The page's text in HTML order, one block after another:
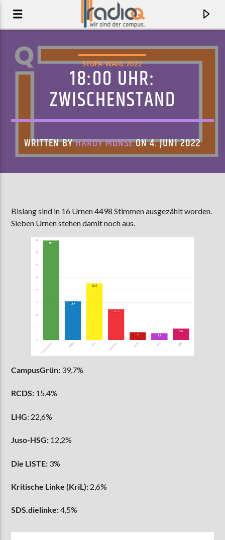
JOA
THE GHOST OF US
AKTUELLE SENDUNG
Steinfurt103,9 MHz
STUPA-WAHL 2022
18:00 UHR:
ZWISCHENSTAND
WRITTEN BYHARDY MONSEON 4. JUNI 2022
Bislang sind in 16 Urnen 4498 Stimmen ausgezählt worden.
Sieben Urnen stehen damit noch aus.
CampusGrün: 39,7%
RCDS: 15,4%
LHG: 22,6%
Juso-HSG: 12,2%
Die LISTE: 3%
Kritische Linke (KriL): 2,6%
SDS.dielinke:4,5%